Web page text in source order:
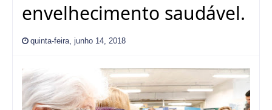
envelhecimento saudável.
quinta-feira, junho 14, 2018